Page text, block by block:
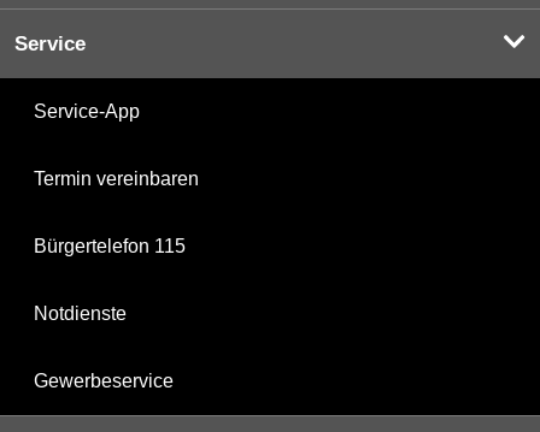
Service
Service-App
Termin vereinbaren
Bürgertelefon 115
Notdienste
Gewerbeservice